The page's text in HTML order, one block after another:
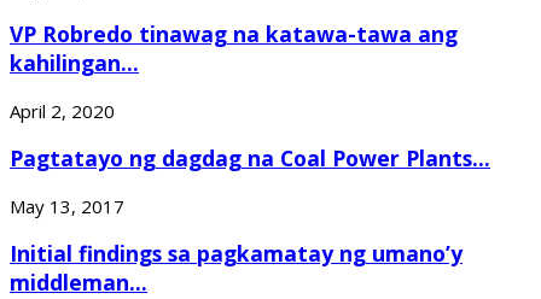
VP Robredo tinawag na katawa-tawa ang
kahilingan...
April 2, 2020
Pagtatayo ng dagdag na Coal Power Plants...
May 13, 2017
Initial findings sa pagkamatay ng umano’y
middleman...